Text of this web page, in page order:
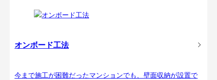
オンボード工法
今まで施工が困難だったマンションでも、壁面収納が設置で